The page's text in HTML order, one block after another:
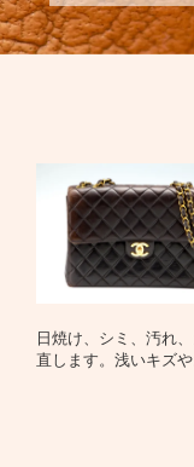
日焼け、シミ、汚れ
直します。浅いキズ